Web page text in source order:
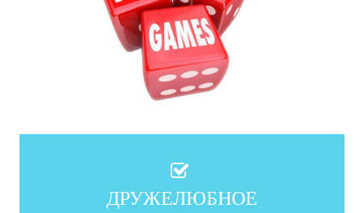
ДРУЖЕЛЮБНОЕ